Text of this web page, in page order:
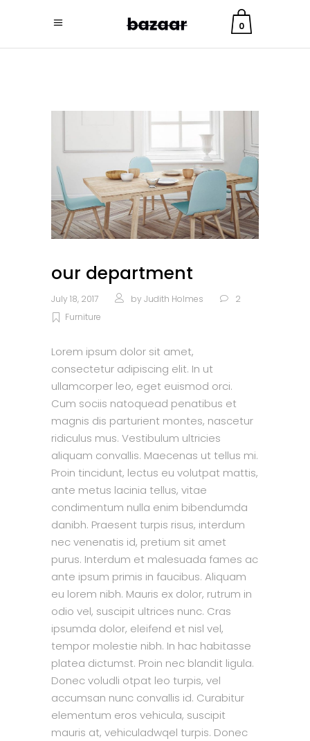
0
our department
July 18, 2017 by Judith Holmes
2
Furniture
Lorem ipsum dolor sit amet,
consectetur adipiscing elit. In ut
ullamcorper leo, eget euismod orci.
Cum sociis natoquead penatibus et
magnis dis parturient montes, nascetur
ridiculus mus. Vestibulum ultricies
aliquam convallis. Maecenas ut tellus mi.
Proin tincidunt, lectus eu volutpat mattis,
ante metus lacinia tellus, vitae
condimentum nulla enim bibendumda
danibh. Praesent turpis risus, interdum
nec venenatis id, pretium sit amet
purus. Interdum et malesuada fames ac
ante ipsum primis in faucibus. Aliquam
eu lorem nibh. Mauris ex dolor, rutrum in
odio vel, suscipit ultrices nunc. Cras
ipsumda dolor, eleifend et nisl vel,
tempor molestie nibh. In hac habitasse
platea dictumst. Proin nec blandit ligula.
Donec voludli otpat leo turpis, vel
accumsan nunc convallis id. Curabitur
elementum eros vehicula, suscipit
mauris at, vehiculadwqel turpis. Donec